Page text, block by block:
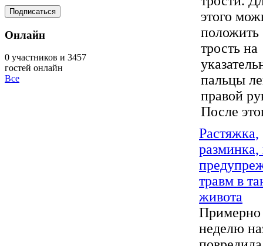
этого
положить
трость на
пальцы
правой
После
Растяжка,
разминка,
травм в
живота
Примерно
неделю
Онлайн
0 участников и 3457
гостей онлайн
Все